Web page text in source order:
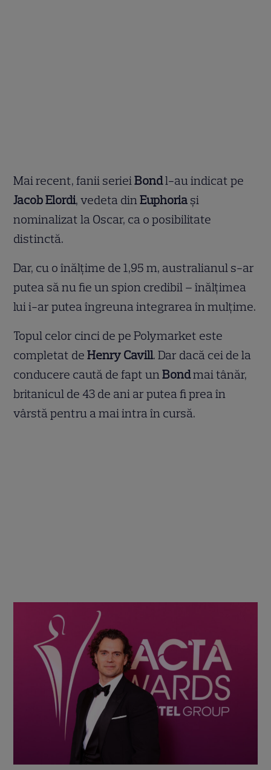
Mai recent, fanii serieiBondl-au indicat pe
Jacob Elordi, vedeta dinEuphoria și
nominalizat la Oscar, ca o posibilitate
distinctă.
Dar, cu o înălțime de 1,95 m, australianul s-ar
putea să nu fie un spion credibil – înălțimea
lui i-ar putea îngreuna integrarea în mulțime.
Topul celor cinci de pe Polymarket este
completat deHenry Cavill. Dar dacă cei de la
conducere caută de fapt unBondmai tânăr,
britanicul de 43 de ani ar putea fi prea în
vârstă pentru a mai intra în cursă.